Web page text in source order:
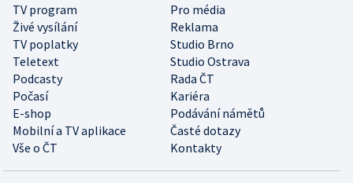
TV program
Pro média
Živé vysílání
Reklama
TV poplatky
Studio Brno
Teletext
Studio Ostrava
Podcasty
Rada ČT
Počasí
Kariéra
E-shop
Podávání námětů
Mobilní a TV aplikace
Časté dotazy
Vše o ČT
Kontakty